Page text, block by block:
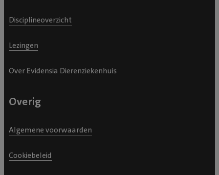
Disciplineoverzicht
Lezingen
Over Evidensia Dierenziekenhuis
Overig
Algemene voorwaarden
Cookiebeleid